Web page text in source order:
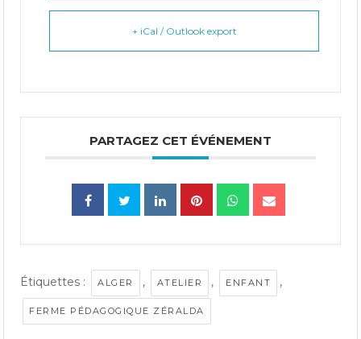
+ iCal / Outlook export
PARTAGEZ CET ÉVÉNEMENT
Étiquettes : ALGER , ATELIER , ENFANT ,
FERME PÉDAGOGIQUE ZÉRALDA